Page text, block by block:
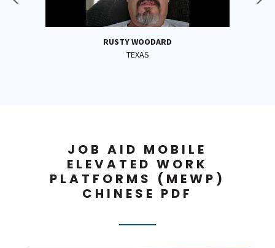
RUSTY WOODARD
TEXAS
JOB AID MOBILE
ELEVATED WORK
PLATFORMS (MEWP)
CHINESE PDF